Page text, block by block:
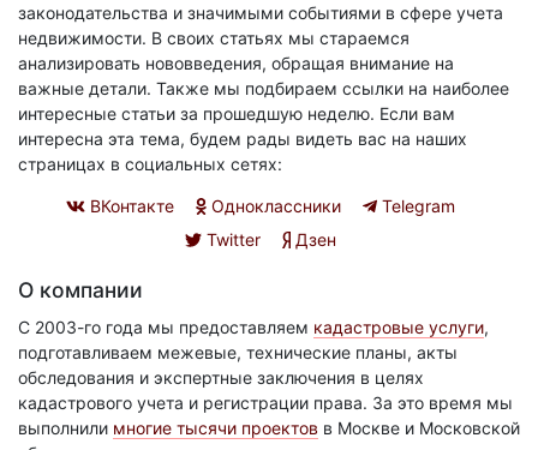
законодательства и значимыми событиями в сфере учета
недвижимости. В своих статьях мы стараемся
анализировать нововведения, обращая внимание на
важные детали. Также мы подбираем ссылки на наиболее
интересные статьи за прошедшую неделю. Если вам
интересна эта тема, будем рады видеть вас на наших
страницах в социальных сетях:
ВКонтакте Одноклассники
Telegram
Twitter
Дзен
О компании
С 2003-го года мы предоставляем кадастровые услуги,
подготавливаем межевые, технические планы, акты
обследования и экспертные заключения в целях
кадастрового учета и регистрации права. За это время мы
выполнили многие тысячи проектов в Москве и Московской